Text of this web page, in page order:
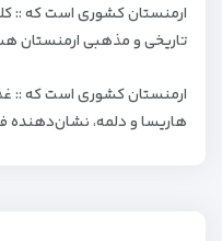
ارمنستان کشوری است که ::
تاریخی و مذهبی ارمنستان
ارمنستان کشوری است که ::
هاریسا و دلمه،